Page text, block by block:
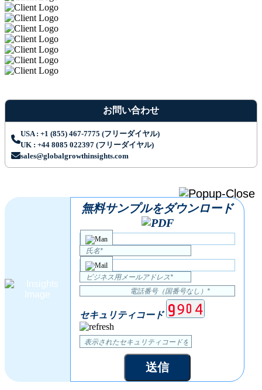
お問い合わせ
USA : +1 (855) 467-7775 (フリーダイヤル)
UK : +44 8085 022397 (フリーダイヤル)
sales@globalgrowthinsights.com
無料サンプルをダウンロード
セキュリティコード
送信